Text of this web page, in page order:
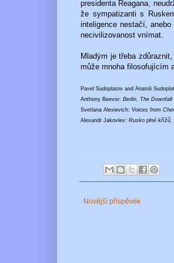
presidenta Reagana,
že sympatizanti s
inteligence nestačí,
necivilizovanost vnímat.
Mladým je třeba
může mnoha filosofujícím
Pavel Sudoplatov and Anatoli
Anthony Beevor: Berlin, The Downfall
Svetlana Alexievich: Voices from
Alexandr Jakovlev: Rusko plné křížů,
Novější příspěvek